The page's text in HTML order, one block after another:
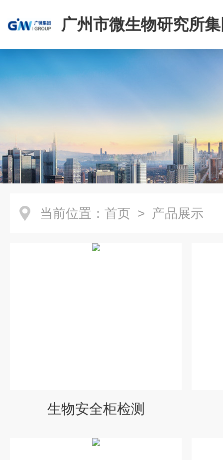
广州市微生物研究所
有限公司
当前位置： 首页 > 产品展示
生物安全柜检测